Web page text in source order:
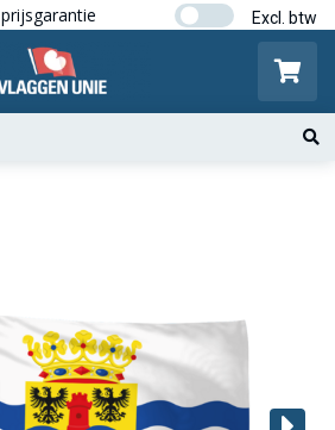
prijsgarantie Gratis